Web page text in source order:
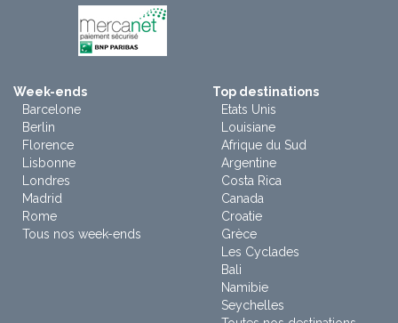
Week-ends
Barcelone
Berlin
Florence
Lisbonne
Londres
Madrid
Rome
Tous nos week-ends
Top destinations
Etats Unis
Louisiane
Afrique du Sud
Argentine
Costa Rica
Canada
Croatie
Grèce
Les Cyclades
Bali
Namibie
Seychelles